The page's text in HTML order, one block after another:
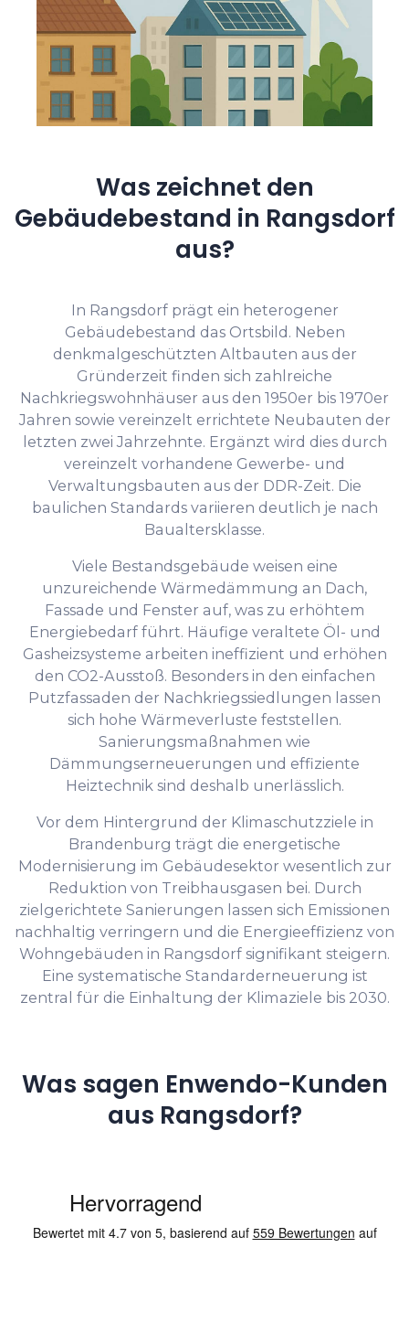
Was zeichnet den
Gebäudebestand in Rangsdorf
aus?
In Rangsdorf prägt ein heterogener
Gebäudebestand das Ortsbild. Neben
denkmalgeschützten Altbauten aus der
Gründerzeit finden sich zahlreiche
Nachkriegswohnhäuser aus den 1950er bis 1970er
Jahren sowie vereinzelt errichtete Neubauten der
letzten zwei Jahrzehnte. Ergänzt wird dies durch
vereinzelt vorhandene Gewerbe- und
Verwaltungsbauten aus der DDR-Zeit. Die
baulichen Standards variieren deutlich je nach
Baualtersklasse.
Viele Bestandsgebäude weisen eine
unzureichende Wärmedämmung an Dach,
Fassade und Fenster auf, was zu erhöhtem
Energiebedarf führt. Häufige veraltete Öl- und
Gasheizsysteme arbeiten ineffizient und erhöhen
den CO2-Ausstoß. Besonders in den einfachen
Putzfassaden der Nachkriegssiedlungen lassen
sich hohe Wärmeverluste feststellen.
Sanierungsmaßnahmen wie
Dämmungserneuerungen und effiziente
Heiztechnik sind deshalb unerlässlich.
Vor dem Hintergrund der Klimaschutzziele in
Brandenburg trägt die energetische
Modernisierung im Gebäudesektor wesentlich zur
Reduktion von Treibhausgasen bei. Durch
zielgerichtete Sanierungen lassen sich Emissionen
nachhaltig verringern und die Energieeffizienz von
Wohngebäuden in Rangsdorf signifikant steigern.
Eine systematische Standarderneuerung ist
zentral für die Einhaltung der Klimaziele bis 2030.
Was sagen Enwendo-Kunden
aus Rangsdorf?